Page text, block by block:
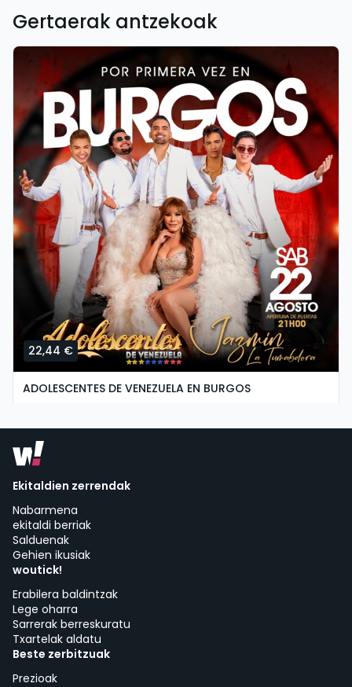
Gertaerak antzekoak
22,44 €
ADOLESCENTES DE VENEZUELA EN BURGOS
Ekitaldien zerrendak
Nabarmena
ekitaldi berriak
Salduenak
Gehien ikusiak
woutick!
Erabilera baldintzak
Lege oharra
Sarrerak berreskuratu
Txartelak aldatu
Beste zerbitzuak
Prezioak